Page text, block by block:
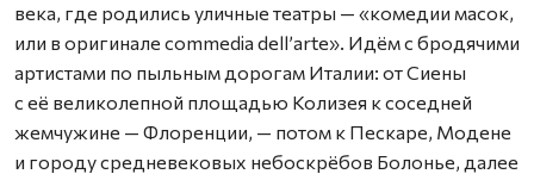
века, где родились уличные театры — «комедии масок,
или в оригинале сommedia dellʼаrte». Идём с бродячими
артистами по пыльным дорогам Италии: от Сиены
с её великолепной площадью Колизея к соседней
жемчужине — Флоренции, — потом к Пескаре, Модене
и городу средневековых небоскрёбов Болонье, далее